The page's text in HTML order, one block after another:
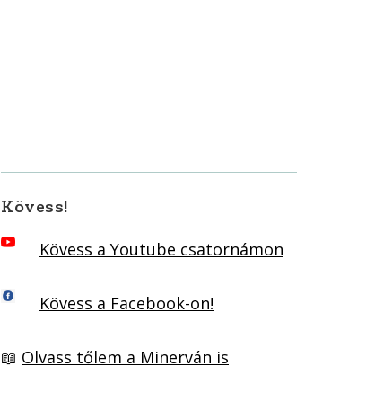
Kövess!
Kövess a Youtube csatornámon
Kövess a Facebook-on!
📖 Olvass tőlem a Minerván is